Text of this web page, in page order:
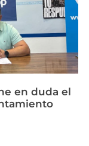
en duda el